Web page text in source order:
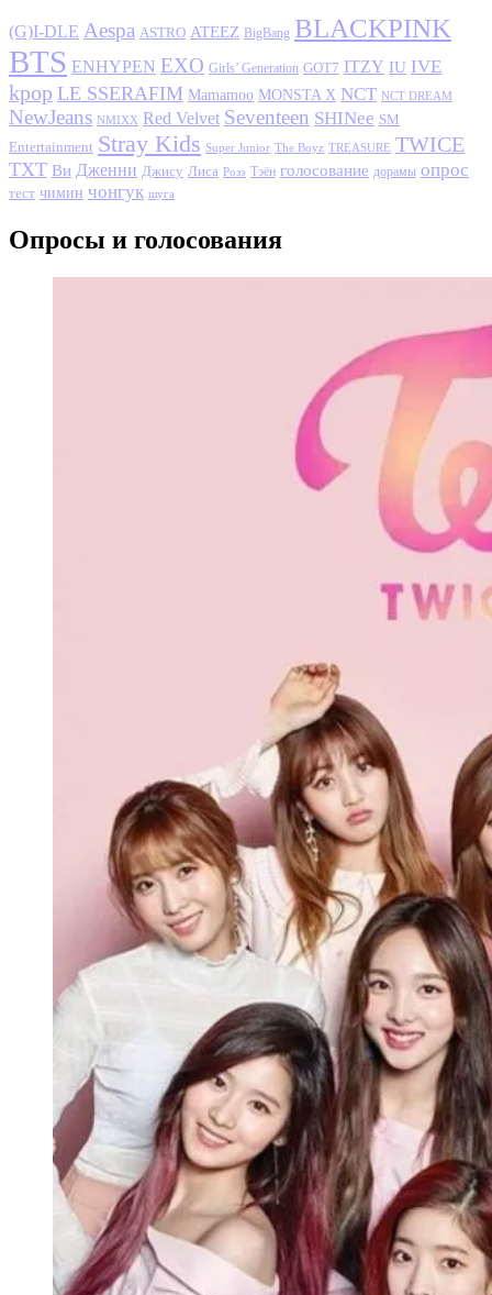
(G)I-DLE Aespa ASTRO ATEEZ BigBang BLACKPINK
BTS ENHYPEN EXO Girls’ Generation GOT7 ITZY IU IVE
kpop LE SSERAFIM Mamamoo MONSTA X NCT NCT DREAM
NewJeans NMIXX Red Velvet Seventeen SHINee SM
Entertainment Stray Kids Super Junior The Boyz TREASURE TWICE
TXT Ви Дженни Джису Лиса Розэ Тэён голосование дорамы опрос
тест чимин чонгук шуга
Опросы и голосования